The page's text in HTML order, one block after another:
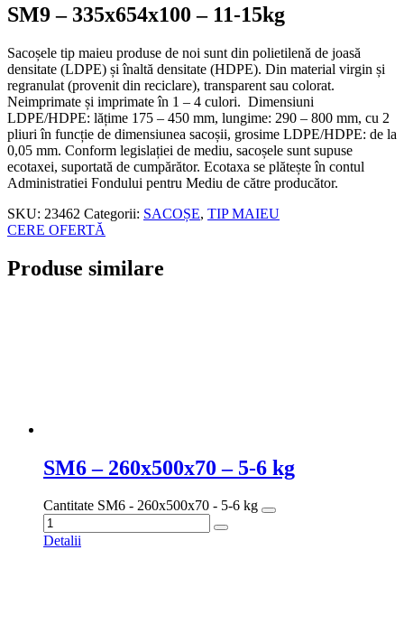
SM9 – 335x654x100 – 11-15kg
Sacoșele tip maieu produse de noi sunt din polietilenă de joasă
densitate (LDPE) și înaltă densitate (HDPE). Din material virgin și
regranulat (provenit din reciclare), transparent sau colorat.
Neimprimate și imprimate în 1 – 4 culori. Dimensiuni
LDPE/HDPE: lățime 175 – 450 mm, lungime: 290 – 800 mm, cu 2
pliuri în funcție de dimensiunea sacoșii, grosime LDPE/HDPE: de la
0,05 mm. Conform legislației de mediu, sacoșele sunt supuse
ecotaxei, suportată de cumpărător. Ecotaxa se plătește în contul
Administratiei Fondului pentru Mediu de către producător.
SKU: 23462 Categorii: SACOȘE, TIP MAIEU
CERE OFERTĂ
Produse similare
SM6 – 260x500x70 – 5-6 kg
Cantitate SM6 - 260x500x70 - 5-6 kg
Detalii